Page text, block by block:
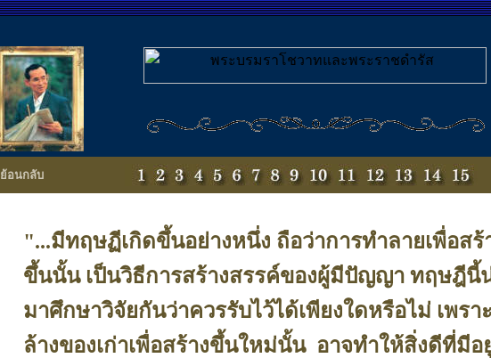
ย้อนกลับ
"...มีทฤษฏีเกิดขึ้นอย่างหนึ่ง ถือว่าการทำลายเพื่อสร้
ขึ้นนั้น เป็นวิธีการสร้างสรรค์ของผู้มีปัญญา ทฤษฎีนี้
มาศึกษาวิจัยกันว่าควรรับไว้ได้เพียงใดหรือไม่ เพรา
ล้างของเก่าเพื่อสร้างขึ้นใหม่นั้น อาจทำให้สิ่งดีที่มีอ